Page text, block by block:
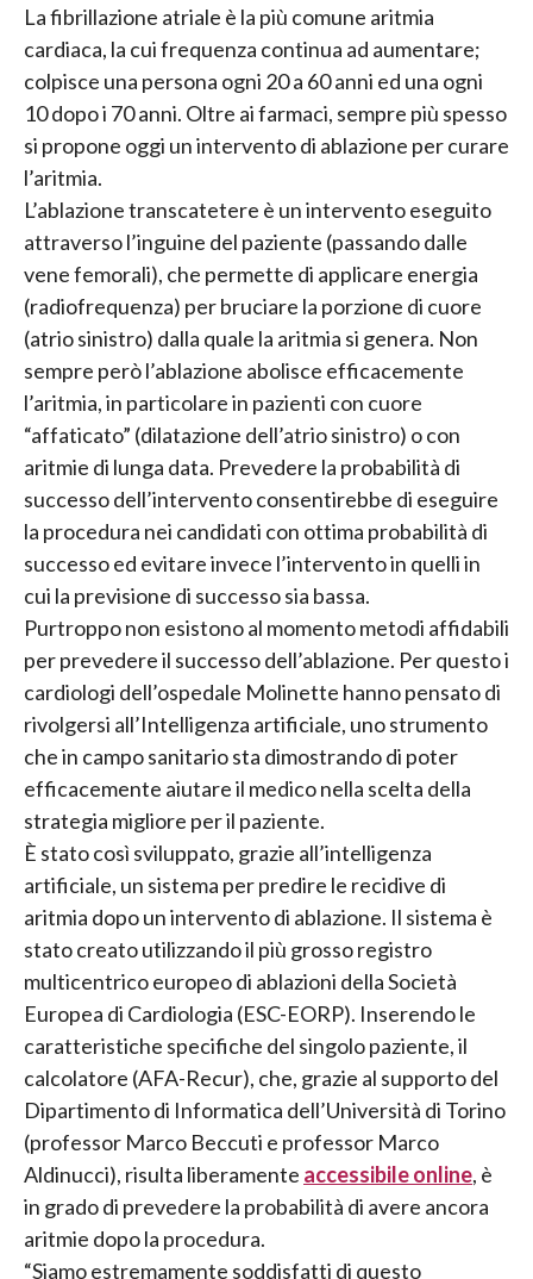
La fibrillazione atriale è la più comune aritmia
cardiaca, la cui frequenza continua ad aumentare;
colpisce una persona ogni 20 a 60 anni ed una ogni
10 dopo i 70 anni. Oltre ai farmaci, sempre più spesso
si propone oggi un intervento di ablazione per curare
l’aritmia.
L’ablazione transcatetere è un intervento eseguito
attraverso l’inguine del paziente (passando dalle
vene femorali), che permette di applicare energia
(radiofrequenza) per bruciare la porzione di cuore
(atrio sinistro) dalla quale la aritmia si genera. Non
sempre però l’ablazione abolisce efficacemente
l’aritmia, in particolare in pazienti con cuore
“affaticato” (dilatazione dell’atrio sinistro) o con
aritmie di lunga data. Prevedere la probabilità di
successo dell’intervento consentirebbe di eseguire
la procedura nei candidati con ottima probabilità di
successo ed evitare invece l’intervento in quelli in
cui la previsione di successo sia bassa.
Purtroppo non esistono al momento metodi affidabili
per prevedere il successo dell’ablazione. Per questo i
cardiologi dell’ospedale Molinette hanno pensato di
rivolgersi all’Intelligenza artificiale, uno strumento
che in campo sanitario sta dimostrando di poter
efficacemente aiutare il medico nella scelta della
strategia migliore per il paziente.
È stato così sviluppato, grazie all’intelligenza
artificiale, un sistema per predire le recidive di
aritmia dopo un intervento di ablazione. Il sistema è
stato creato utilizzando il più grosso registro
multicentrico europeo di ablazioni della Società
Europea di Cardiologia (ESC-EORP). Inserendo le
caratteristiche specifiche del singolo paziente, il
calcolatore (AFA-Recur), che, grazie al supporto del
Dipartimento di Informatica dell’Università di Torino
(professor Marco Beccuti e professor Marco
Aldinucci), risulta liberamente accessibile online, è
in grado di prevedere la probabilità di avere ancora
aritmie dopo la procedura.
“Siamo estremamente soddisfatti di questo